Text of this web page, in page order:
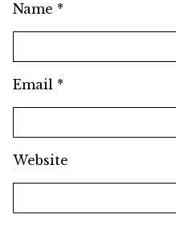
Name *
Email *
Website